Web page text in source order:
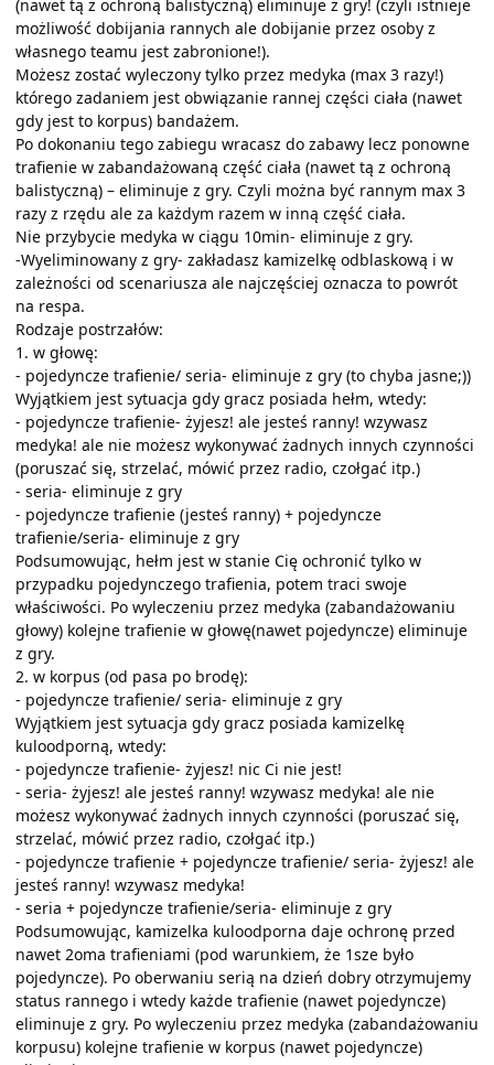
(nawet tą z ochroną balistyczną) eliminuje z gry! (czyli istnieje
możliwość dobijania rannych ale dobijanie przez osoby z
własnego teamu jest zabronione!).
Możesz zostać wyleczony tylko przez medyka (max 3 razy!)
którego zadaniem jest obwiązanie rannej części ciała (nawet
gdy jest to korpus) bandażem.
Po dokonaniu tego zabiegu wracasz do zabawy lecz ponowne
trafienie w zabandażowaną część ciała (nawet tą z ochroną
balistyczną) – eliminuje z gry. Czyli można być rannym max 3
razy z rzędu ale za każdym razem w inną część ciała.
Nie przybycie medyka w ciągu 10min- eliminuje z gry.
-Wyeliminowany z gry- zakładasz kamizelkę odblaskową i w
zależności od scenariusza ale najczęściej oznacza to powrót
na respa.
Rodzaje postrzałów:
1. w głowę:
- pojedyncze trafienie/ seria- eliminuje z gry (to chyba jasne;))
Wyjątkiem jest sytuacja gdy gracz posiada hełm, wtedy:
- pojedyncze trafienie- żyjesz! ale jesteś ranny! wzywasz
medyka! ale nie możesz wykonywać żadnych innych czynności
(poruszać się, strzelać, mówić przez radio, czołgać itp.)
- seria- eliminuje z gry
- pojedyncze trafienie (jesteś ranny) + pojedyncze
trafienie/seria- eliminuje z gry
Podsumowując, hełm jest w stanie Cię ochronić tylko w
przypadku pojedynczego trafienia, potem traci swoje
właściwości. Po wyleczeniu przez medyka (zabandażowaniu
głowy) kolejne trafienie w głowę(nawet pojedyncze) eliminuje
z gry.
2. w korpus (od pasa po brodę):
- pojedyncze trafienie/ seria- eliminuje z gry
Wyjątkiem jest sytuacja gdy gracz posiada kamizelkę
kuloodporną, wtedy:
- pojedyncze trafienie- żyjesz! nic Ci nie jest!
- seria- żyjesz! ale jesteś ranny! wzywasz medyka! ale nie
możesz wykonywać żadnych innych czynności (poruszać się,
strzelać, mówić przez radio, czołgać itp.)
- pojedyncze trafienie + pojedyncze trafienie/ seria- żyjesz! ale
jesteś ranny! wzywasz medyka!
- seria + pojedyncze trafienie/seria- eliminuje z gry
Podsumowując, kamizelka kuloodporna daje ochronę przed
nawet 2oma trafieniami (pod warunkiem, że 1sze było
pojedyncze). Po oberwaniu serią na dzień dobry otrzymujemy
status rannego i wtedy każde trafienie (nawet pojedyncze)
eliminuje z gry. Po wyleczeniu przez medyka (zabandażowaniu
korpusu) kolejne trafienie w korpus (nawet pojedyncze)